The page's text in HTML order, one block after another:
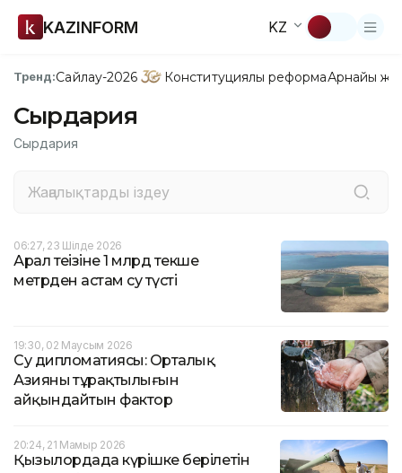
KAZINFORM KZ
Тренд:Сайлау-2026 Конституциялық реформаАрнайы
Сырдария
Сырдария
06:27, 23 Шілде 2026
Арал теңізіне 1 млрд текше
метрден астам су түсті
19:30, 02 Маусым 2026
Су дипломатиясы: Орталық
Азияның тұрақтылығын
айқындайтын фактор
20:24, 21 Мамыр 2026
Қызылордада күрішке берілетін